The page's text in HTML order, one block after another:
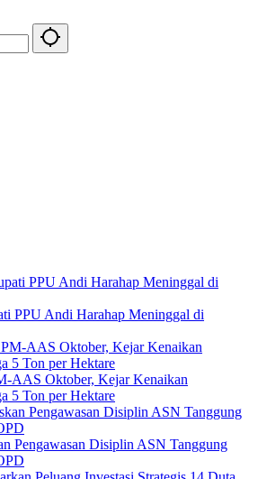
PPU Andi Harahap Meninggal di
AAS Oktober, Kejar Kenaikan
5 Ton per Hektare
Pengawasan Disiplin ASN Tanggung